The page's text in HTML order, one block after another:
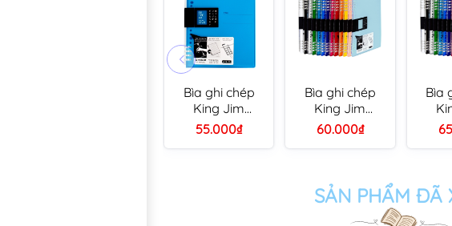
Bìa ghi chép
King Jim
9854GSV A5
55.000₫
Bìa ghi chép
King Jim
9855GSV B5
60.000₫
Bìa
SẢN PHẨM ĐÃ